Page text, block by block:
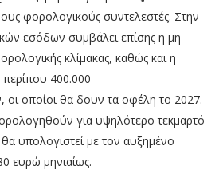
φορολογικούς συντελεστές. Στην
εσόδων συμβάλει επίσης η μη
κλίμακας, καθώς και η
400.000
οποίοι θα δουν τα οφέλη το 2027.
για υψηλότερο τεκμαρτό
υπολογιστεί με τον αυξημένο
ευρώ μηνιαίως.